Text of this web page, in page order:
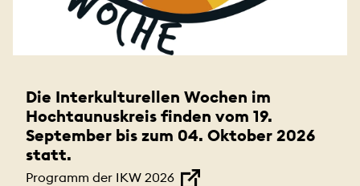
Die Interkulturellen Wochen im
Hochtaunuskreis finden vom 19.
September bis zum 04. Oktober 2026
statt.
Programm der IKW 2026